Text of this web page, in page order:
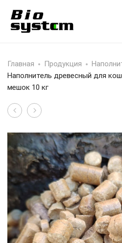
Главная Продукция
Наполнитель древесный для
мешок 10 кг
Product
navigation
Щепа
—
мешок
60
л
Наполнитель
лошадей
(премиум)
—
мешок
15
кг